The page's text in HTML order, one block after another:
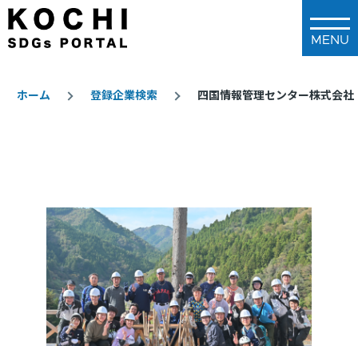
メインコンテンツに移動
ホーム 登録企業検索 四国情報管理センター株式会社